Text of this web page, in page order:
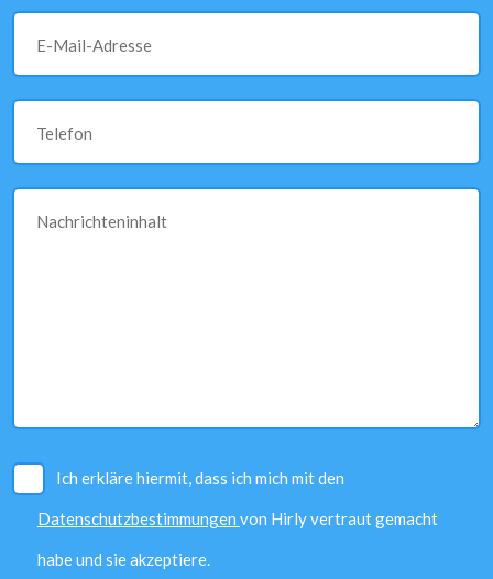
E-Mail-Adresse
Telefon
Nachrichteninhalt
Ich erkläre hiermit, dass ich mich mit den
Datenschutzbestimmungen von Hirly vertraut gemacht
habe und sie akzeptiere.